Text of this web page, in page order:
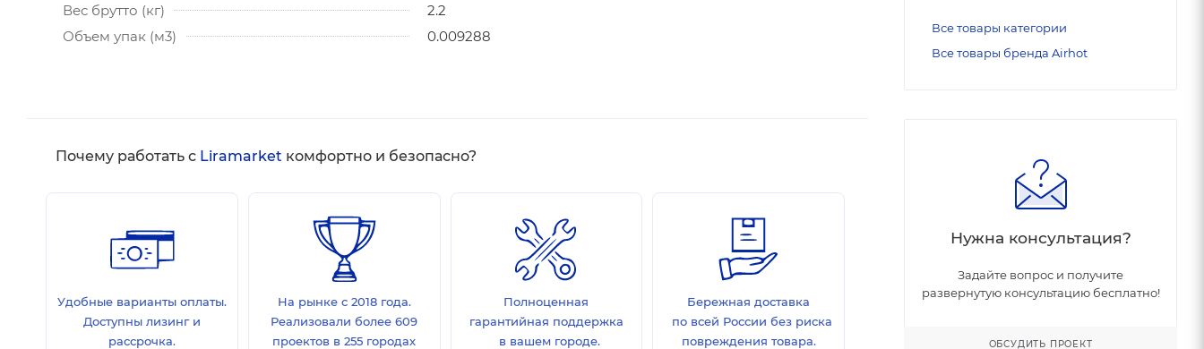
Вес брутто (кг)
2.2
Объем упак (м3)
0.009288
Почему работать с Liramarket комфортно и безопасно?
Удобные варианты оплаты.
Доступны лизинг и
рассрочка.
На рынке с 2018 года.
Реализовали более 609
проектов в 255 городах
Полноценная
гарантийная поддержка
в вашем городе.
Бережная доставка
по всей России без риска
повреждения товара.
Все товары категории
Все товары бренда Airhot
Нужна консультация?
Задайте вопрос и получите
развернутую консультацию бесплатно!
ОБСУДИТЬ ПРОЕКТ